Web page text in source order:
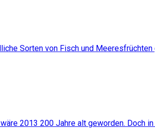
Sorten von Fisch und
2013 200 Jahre alt geworden. Doch